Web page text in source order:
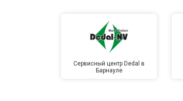
Сервисный центр Dedal в
Барнауле